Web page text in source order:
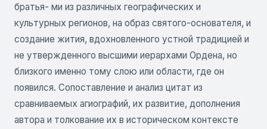
братья- ми из различных географических и
культурных регионов, на образ святого-основателя, и
создание жития, вдохновленного устной традицией и
не утвержденного высшими иерархами Ордена, но
близкого именно тому слою или области, где он
появился. Сопоставление и анализ цитат из
сравниваемых агиографий, их развитие, дополнения
автора и толкование их в историческом контексте